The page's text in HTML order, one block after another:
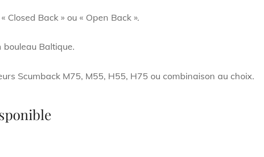
Closed Back » ou « Open Back ».
bouleau Baltique.
Scumback M75, M55, H55, H75 ou combinaison au choix.